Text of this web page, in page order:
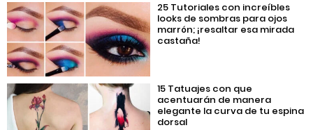
25 Tutoriales con increíbles
looks de sombras para ojos
marrón; ¡resaltar esa mirada
castaña!
15 Tatuajes con que
acentuarán de manera
elegante la curva de tu espina
dorsal